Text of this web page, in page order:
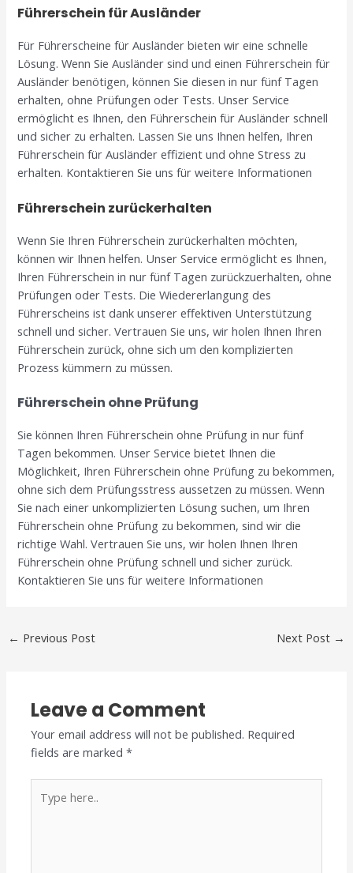
Führerschein für Ausländer
Für Führerscheine für Ausländer bieten wir eine schnelle
Lösung. Wenn Sie Ausländer sind und einen Führerschein für
Ausländer benötigen, können Sie diesen in nur fünf Tagen
erhalten, ohne Prüfungen oder Tests. Unser Service
ermöglicht es Ihnen, den Führerschein für Ausländer schnell
und sicher zu erhalten. Lassen Sie uns Ihnen helfen, Ihren
Führerschein für Ausländer effizient und ohne Stress zu
erhalten. Kontaktieren Sie uns für weitere Informationen
Führerschein zurückerhalten
Wenn Sie Ihren Führerschein zurückerhalten möchten,
können wir Ihnen helfen. Unser Service ermöglicht es Ihnen,
Ihren Führerschein in nur fünf Tagen zurückzuerhalten, ohne
Prüfungen oder Tests. Die Wiedererlangung des
Führerscheins ist dank unserer effektiven Unterstützung
schnell und sicher. Vertrauen Sie uns, wir holen Ihnen Ihren
Führerschein zurück, ohne sich um den komplizierten
Prozess kümmern zu müssen.
Führerschein ohne Prüfung
Sie können Ihren Führerschein ohne Prüfung in nur fünf
Tagen bekommen. Unser Service bietet Ihnen die
Möglichkeit, Ihren Führerschein ohne Prüfung zu bekommen,
ohne sich dem Prüfungsstress aussetzen zu müssen. Wenn
Sie nach einer unkomplizierten Lösung suchen, um Ihren
Führerschein ohne Prüfung zu bekommen, sind wir die
richtige Wahl. Vertrauen Sie uns, wir holen Ihnen Ihren
Führerschein ohne Prüfung schnell und sicher zurück.
Kontaktieren Sie uns für weitere Informationen
← Previous Post Next Post →
Leave a Comment
Your email address will not be published. Required
fields are marked*
here..